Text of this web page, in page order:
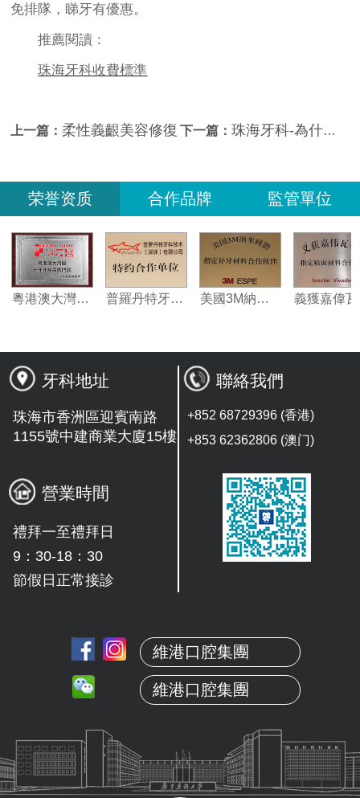
免排隊，睇牙有優惠。
推薦閱讀：
珠海牙科收費標準
上一篇：柔性義齦美容修復 下一篇： 珠海牙科-為什麼門牙中間還會長出小牙？
荣誉资质 合作品牌 監管單位
粵港澳大灣區十佳牙科門診 普羅丹特牙科技術合作單位 美國3M納米樹脂指定合作夥伴
牙科地址
珠海市香洲區迎賓南路
1155號中建商業大廈15樓
營業時間
禮拜一至禮拜日
9：30-18：30
節假日正常接診
維港口腔集團
維港口腔集團
聯絡我們
+852 68729396 (香港)
+853 62362806 (澳门)